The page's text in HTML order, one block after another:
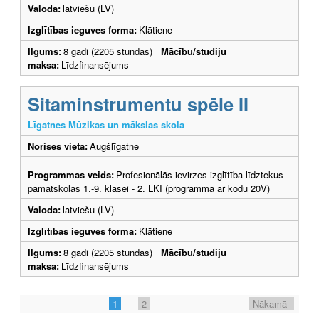
Valoda:latviešu (LV)
Izglītības ieguves forma: Klātiene
Ilgums:8 gadi (2205 stundas) Mācību/studiju
maksa: Līdzfinansējums
Sitaminstrumentu spēle II
Līgatnes Mūzikas un mākslas skola
Norises vieta:Augšlīgatne
Programmas veids: Profesionālās ievirzes izglītība līdztekus
pamatskolas 1.-9. klasei - 2. LKI (programma ar kodu 20V)
Valoda:latviešu (LV)
Izglītības ieguves forma: Klātiene
Ilgums:8 gadi (2205 stundas) Mācību/studiju
maksa: Līdzfinansējums
1 2
Nākamā